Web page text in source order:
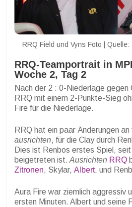
RRQ Field und Vyns Foto |
RRQ-Teamportrait in
Woche 2, Tag 2
Nach der 2 : 0-Niederlage gegen
RRQ mit einem 2-Punkte-Sieg
Fire für die Niederlage.
RRQ hat ein paar Änderungen
ausrichten, für die Clay durch
Dies ist Renbos erstes Spiel,
beigetreten ist. Ausrichten RRQ
Zitronen, Skylar, Albert, und
Aura Fire war ziemlich aggressiv
ersten Minuten. Albert und seine